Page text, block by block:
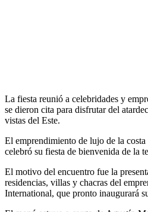
La fiesta reunió a celebridades y
se dieron cita para disfrutar del
vistas del Este.
El emprendimiento de lujo de la costa
celebró su fiesta de bienvenida de la
El motivo del encuentro fue la
residencias, villas y chacras del
International, que pronto inaugurará